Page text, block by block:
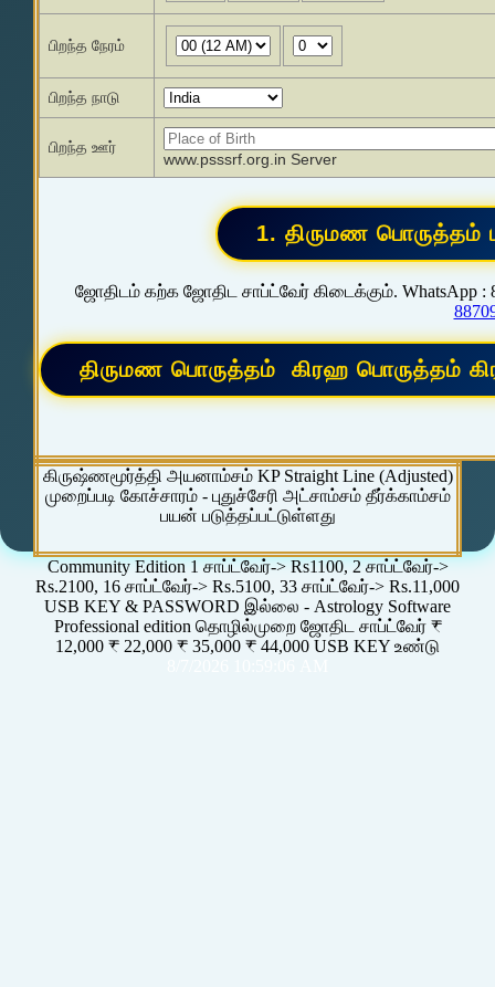
பிறந்த நேரம்
பிறந்த நாடு
பிறந்த ஊர்
www.psssrf.org.in Server
ஜோதிடம் கற்க ஜோதிட சாப்ட்வேர் கிடைக்கும். WhatsApp :
கிருஷ்ணமூர்த்தி அயனாம்சம் KP Straight Line (Adjusted)
முறைப்படி கோச்சாரம் - புதுச்சேரி அட்சாம்சம் தீர்க்காம்சம்
பயன் படுத்தப்பட்டுள்ளது
Community Edition 1 சாப்ட்வேர்-> Rs1100, 2 சாப்ட்வேர்->
Rs.2100, 16 சாப்ட்வேர்-> Rs.5100, 33 சாப்ட்வேர்-> Rs.11,000
USB KEY & PASSWORD இல்லை - Astrology Software
Professional edition தொழில்முறை ஜோதிட சாப்ட்வேர் ₹
12,000 ₹ 22,000 ₹ 35,000 ₹ 44,000 USB KEY உண்டு